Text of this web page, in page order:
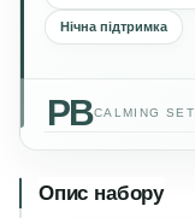
Нічна підтримка
PBCALMING SET
Опис набору